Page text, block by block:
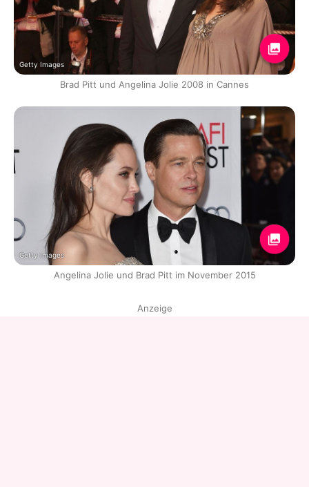
Getty Images
Brad Pitt und Angelina Jolie 2008 in Cannes
Getty Images
Angelina Jolie und Brad Pitt im November 2015
Anzeige